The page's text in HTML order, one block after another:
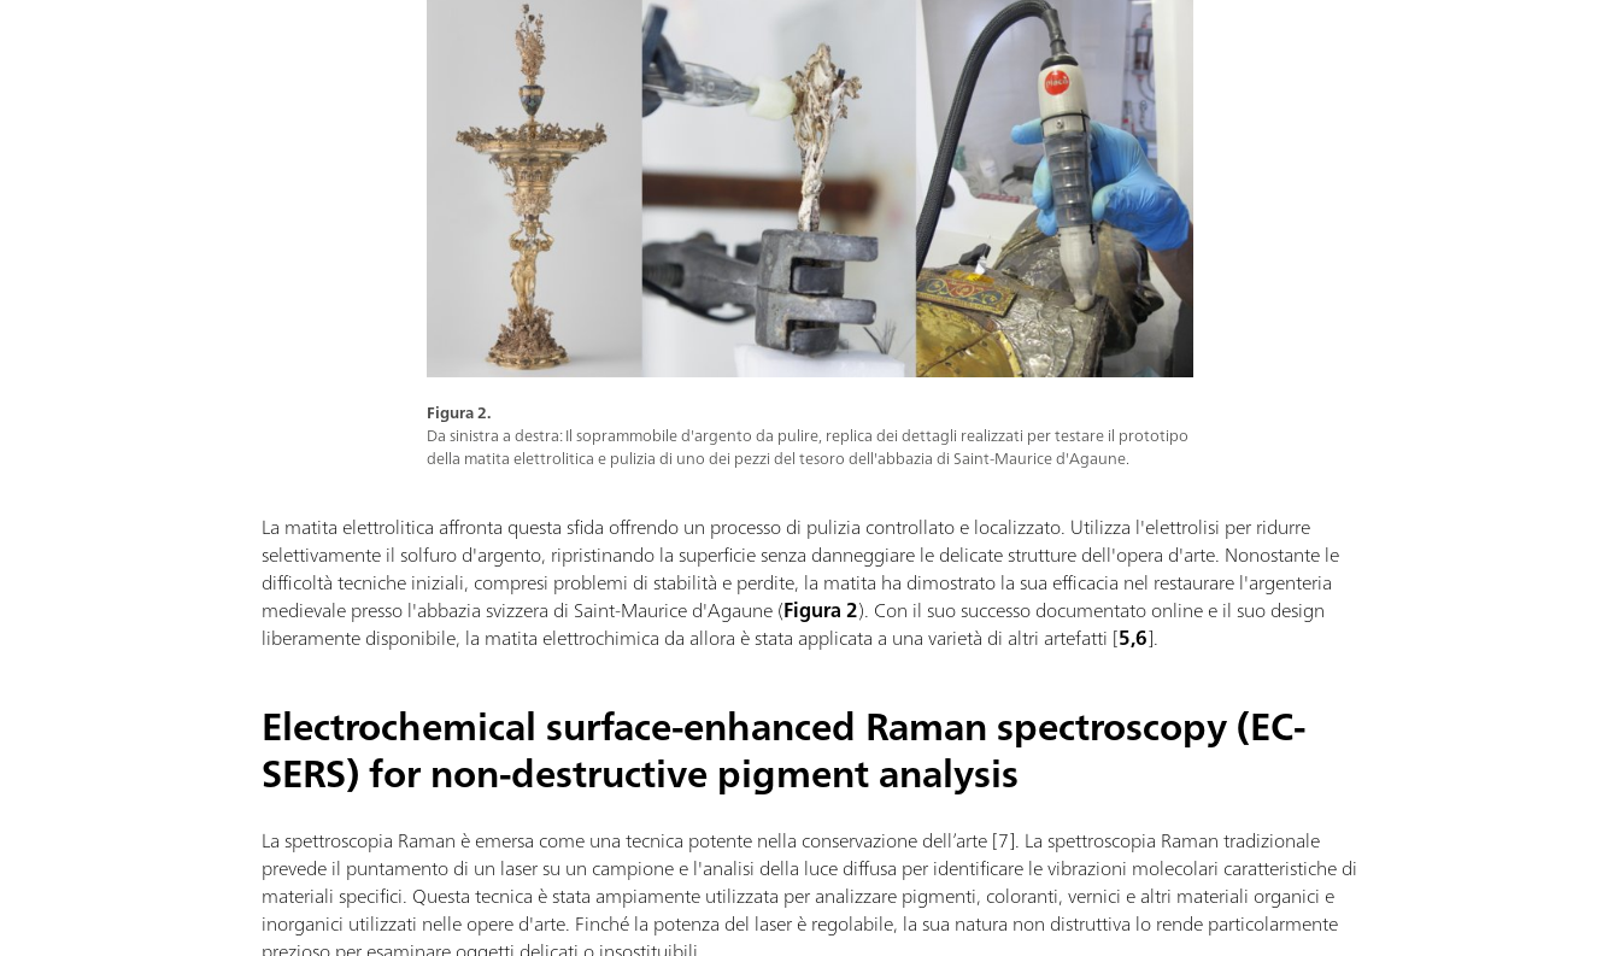
Figura 2.
Da sinistra a destra: Il soprammobile d'argento da pulire, replica dei dettagli realizzati per testare il prototipo
della matita elettrolitica e pulizia di uno dei pezzi del tesoro dell'abbazia di Saint-Maurice d'Agaune.
La matita elettrolitica affronta questa sfida offrendo un processo di pulizia controllato e localizzato. Utilizza l'elettrolisi per ridurre
selettivamente il solfuro d'argento, ripristinando la superficie senza danneggiare le delicate strutture dell'opera d'arte. Nonostante le
difficoltà tecniche iniziali, compresi problemi di stabilità e perdite, la matita ha dimostrato la sua efficacia nel restaurare l'argenteria
medievale presso l'abbazia svizzera di Saint-Maurice d'Agaune (Figura 2). Con il suo successo documentato online e il suo design
liberamente disponibile, la matita elettrochimica da allora è stata applicata a una varietà di altri artefatti [5,6].
Electrochemical surface-enhanced Raman spectroscopy (EC-
SERS) for non-destructive pigment analysis
La spettroscopia Raman è emersa come una tecnica potente nella conservazione dell’arte [7]. La spettroscopia Raman tradizionale
prevede il puntamento di un laser su un campione e l'analisi della luce diffusa per identificare le vibrazioni molecolari caratteristiche di
materiali specifici. Questa tecnica è stata ampiamente utilizzata per analizzare pigmenti, coloranti, vernici e altri materiali organici e
inorganici utilizzati nelle opere d'arte. Finché la potenza del laser è regolabile, la sua natura non distruttiva lo rende particolarmente